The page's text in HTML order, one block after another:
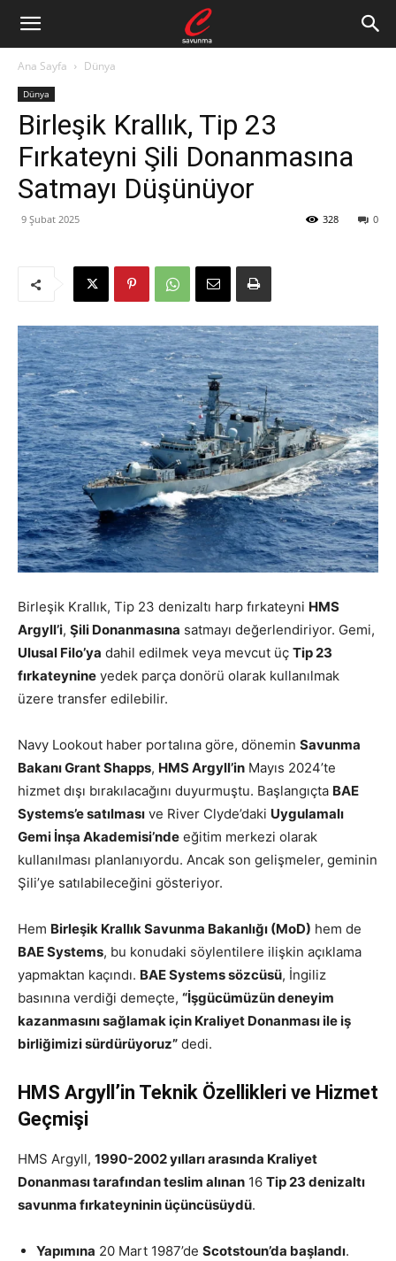
Ana Sayfa Dünya
Dünya
Birleşik Krallık, Tip 23
Fırkateyni Şili Donanmasına
Satmayı Düşünüyor
9 Şubat 2025 0
328
Birleşik Krallık, Tip 23 denizaltı harp fırkateyni HMS
Argyll’i, Şili Donanmasına satmayı değerlendiriyor. Gemi,
Ulusal Filo’ya dahil edilmek veya mevcut üç Tip 23
fırkateynine yedek parça donörü olarak kullanılmak
üzere transfer edilebilir.
Navy Lookout haber portalına göre, dönemin Savunma
Bakanı Grant Shapps, HMS Argyll’in Mayıs 2024’te
hizmet dışı bırakılacağını duyurmuştu. Başlangıçta BAE
Systems’e satılması ve River Clyde’daki Uygulamalı
Gemi İnşa Akademisi’nde eğitim merkezi olarak
kullanılması planlanıyordu. Ancak son gelişmeler, geminin
Şili’ye satılabileceğini gösteriyor.
Hem Birleşik Krallık Savunma Bakanlığı (MoD) hem de
BAE Systems, bu konudaki söylentilere ilişkin açıklama
yapmaktan kaçındı. BAE Systems sözcüsü, İngiliz
basınına verdiği demeçte, “İşgücümüzün deneyim
kazanmasını sağlamak için Kraliyet Donanması ile iş
birliğimizi sürdürüyoruz” dedi.
HMS Argyll’in Teknik Özellikleri ve Hizmet
Geçmişi
HMS Argyll, 1990-2002 yılları arasında Kraliyet
Donanması tarafından teslim alınan 16 Tip 23 denizaltı
savunma fırkateyninin üçüncüsüydü.
Yapımına 20 Mart 1987’de Scotstoun’da başlandı.